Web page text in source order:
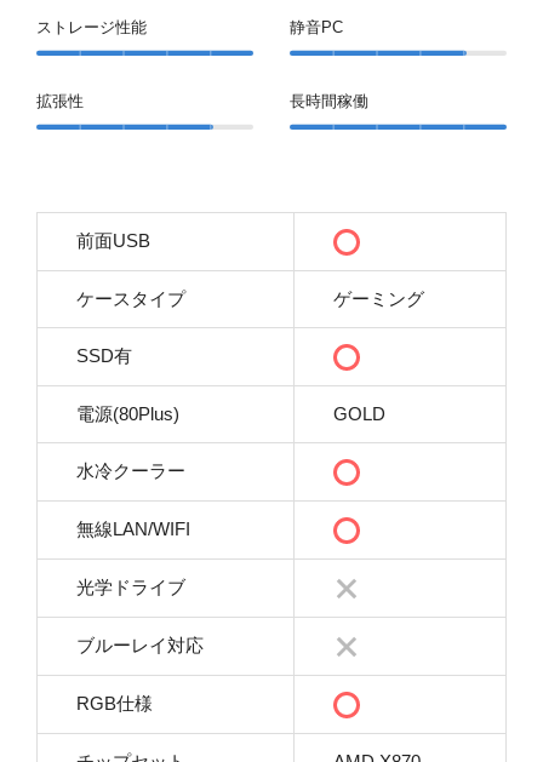
ストレージ性能
拡張性
静音PC
長時間稼働
前面USB
ケースタイプ ゲーミング
SSD有
電源(80Plus) GOLD
水冷クーラー
無線LAN/WIFI
光学ドライブ
ブルーレイ対応
RGB仕様